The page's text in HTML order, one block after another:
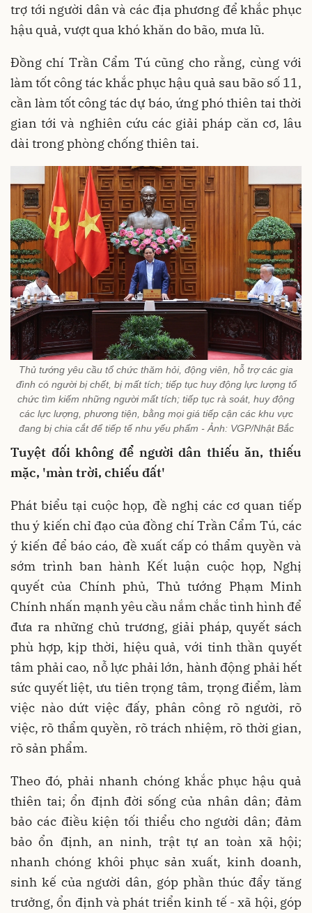
trợ tới người dân và các địa phương để khắc phục
hậu quả, vượt qua khó khăn do bão, mưa lũ.
Đồng chí Trần Cẩm Tú cũng cho rằng, cùng với
làm tốt công tác khắc phục hậu quả sau bão số 11,
cần làm tốt công tác dự báo, ứng phó thiên tai thời
gian tới và nghiên cứu các giải pháp căn cơ, lâu
dài trong phòng chống thiên tai.
Thủ tướng yêu cầu tổ chức thăm hỏi, động viên, hỗ trợ các gia
đình có người bị chết, bị mất tích; tiếp tục huy động lực lượng tổ
chức tìm kiếm những người mất tích; tiếp tục rà soát, huy động
các lực lượng, phương tiện, bằng mọi giá tiếp cận các khu vực
đang bị chia cắt để tiếp tế nhu yếu phẩm - Ảnh: VGP/Nhật Bắc
Tuyệt đối không để người dân thiếu ăn, thiếu
mặc, 'màn trời, chiếu đất'
Phát biểu tại cuộc họp, đề nghị các cơ quan tiếp
thu ý kiến chỉ đạo của đồng chí Trần Cẩm Tú, các
ý kiến để báo cáo, đề xuất cấp có thẩm quyền và
sớm trình ban hành Kết luận cuộc họp, Nghị
quyết của Chính phủ, Thủ tướng Phạm Minh
Chính nhấn mạnh yêu cầu nắm chắc tình hình để
đưa ra những chủ trương, giải pháp, quyết sách
phù hợp, kịp thời, hiệu quả, với tinh thần quyết
tâm phải cao, nỗ lực phải lớn, hành động phải hết
sức quyết liệt, ưu tiên trọng tâm, trọng điểm, làm
việc nào dứt việc đấy, phân công rõ người, rõ
việc, rõ thẩm quyền, rõ trách nhiệm, rõ thời gian,
rõ sản phẩm.
Theo đó, phải nhanh chóng khắc phục hậu quả
thiên tai; ổn định đời sống của nhân dân; đảm
bảo các điều kiện tối thiểu cho người dân; đảm
bảo ổn định, an ninh, trật tự an toàn xã hội;
nhanh chóng khôi phục sản xuất, kinh doanh,
sinh kế của người dân, góp phần thúc đẩy tăng
trưởng, ổn định và phát triển kinh tế - xã hội, góp